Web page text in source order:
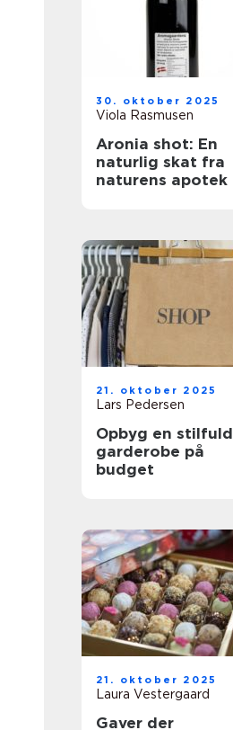
30. oktober 2025
Viola Rasmusen
Aronia shot: En
naturlig skat fra
naturens apotek
21. oktober 2025
Lars Pedersen
Opbyg en stilfuld
garderobe på
budget
21. oktober 2025
Laura Vestergaard
Gaver der